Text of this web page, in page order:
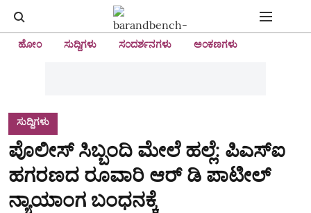
ಹೋಂ ಸುದ್ದಿಗಳು ಸಂದರ್ಶನಗಳು ಅಂಕಣಗಳು
ಸುದ್ದಿಗಳು
ಪೊಲೀಸ್‌ ಸಿಬ್ಬಂದಿ ಮೇಲೆ ಹಲ್ಲೆ: ಪಿಎಸ್‌ಐ
ಹಗರಣದ ರೂವಾರಿ ಆರ್‌ ಡಿ ಪಾಟೀಲ್‌
ನ್ಯಾಯಾಂಗ ಬಂಧನಕ್ಕೆ